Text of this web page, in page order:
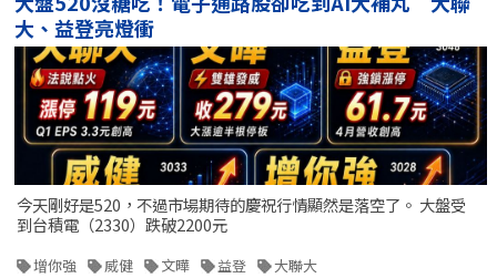
大、益登亮燈衝
今天剛好是520，不過市場期待的慶祝行情顯然是落空了。 大盤受
到台積電（2330）跌破2200元
增你強 威健 文曄 益登 大聯大